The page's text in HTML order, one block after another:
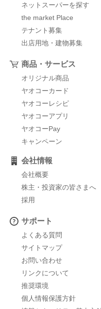
ネットスーパーを探す
the market Place
テナント募集
出店用地・建物募集
商品・サービス
オリジナル商品
ヤオコーカード
ヤオコーレシピ
ヤオコーアプリ
ヤオコーPay
キャンペーン
会社情報
会社概要
株主・投資家の皆さまへ
採用
サポート
よくある質問
サイトマップ
お問い合わせ
リンクについて
推奨環境
個人情報保護方針